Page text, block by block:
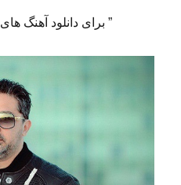
” برای دانلود آهنگ های